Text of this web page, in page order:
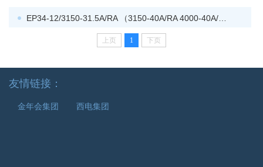
EP34-12/3150-31.5A/RA （3150-40A/RA 4000-40A/RA...
EP45-12/1250-40D/RA (1600-40D/RA)
EP34-12/4000-50A/RA (5000-50A/RA)
上页 1 下页
友情链接：
金年会集团 西电集团